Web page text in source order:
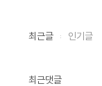
최근글 인기글
최근댓글